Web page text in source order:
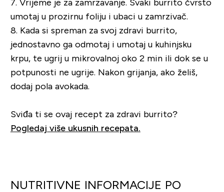
7. Vrijeme je za zamrzavanje. Svaki burrito čvrsto
umotaj u prozirnu foliju i ubaci u zamrzivač.
8. Kada si spreman za svoj zdravi burrito,
jednostavno ga odmotaj i umotaj u kuhinjsku
krpu, te ugrij u mikrovalnoj oko 2 min ili dok se u
potpunosti ne ugrije. Nakon grijanja, ako želiš,
dodaj pola avokada.
Sviđa ti se ovaj recept za zdravi burrito?
Pogledaj više ukusnih recepata.
NUTRITIVNE INFORMACIJE PO